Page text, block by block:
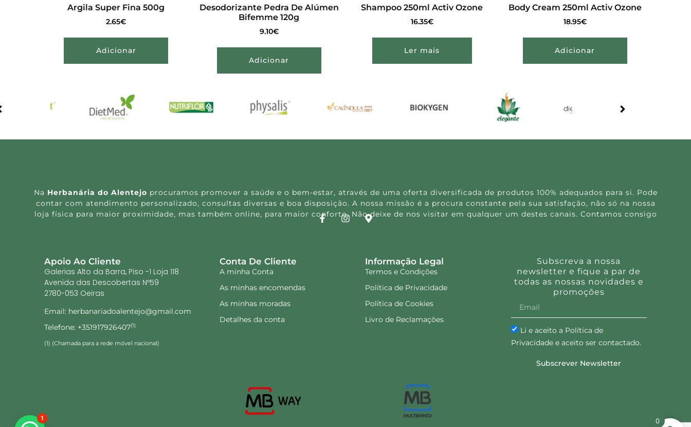
Argila Super Fina 500g
2.65€
Adicionar
Desodorizante Pedra De Alúmen
Bifemme 120g
9.10€
Adicionar
Shampoo 250ml Activ Ozone
16.35€
Ler mais
Body Cream 250ml Activ Ozone
18.95€
Adicionar
Na Herbanária do Alentejo procuramos promover a saúde e o bem-estar, através de uma oferta diversificada de produtos 100% adequados para si. Pode
contar com atendimento personalizado, consultas diversas e boa disposição. A nossa missão é a procura constante pela sua satisfação, não só na nossa
loja física para maior proximidade, mas também online, para maior conforto. Não deixe de nos visitar em qualquer um destes canais. Contamos consigo
Apoio Ao Cliente
Galerias Alto da Barra, Piso -1 Loja 118
Avenida das Descobertas Nº59
2780-053 Oeiras
Email: herbanariadoalentejo@gmail.com
Telefone: +351917926407(1)
(1) (Chamada para a rede móvel nacional)
Conta De Cliente
A minha Conta
As minhas encomendas
As minhas moradas
Detalhes da conta
Informação Legal
Termos e Condições
Política de Privacidade
Política de Cookies
Livro de Reclamações
Subscreva a nossa
newsletter e fique a par de
todas as nossas novidades e
promoções
Li e aceito a Política de
Privacidade e aceito ser contactado.
Subscrever Newsletter
0
1